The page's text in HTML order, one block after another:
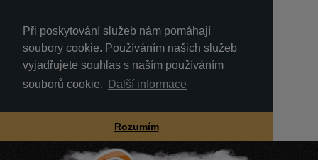
Při poskytování služeb nám pomáhají
soubory cookie. Používáním našich služeb
vyjadřujete souhlas s naším používáním
souborů cookie.
Další informace
Rozumím